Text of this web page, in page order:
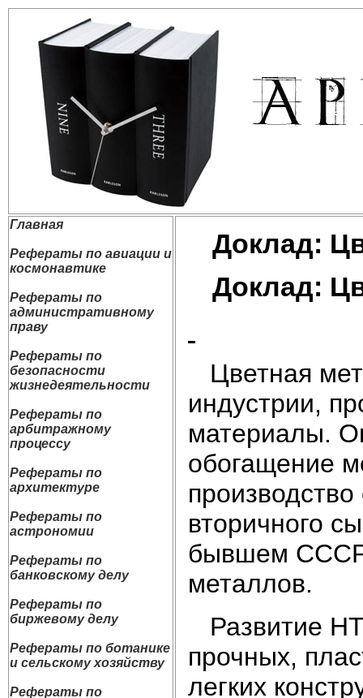
Главная
Рефераты по авиации и
космонавтике
Рефераты по
административному
праву
Рефераты по
безопасности
жизнедеятельности
Рефераты по
арбитражному
процессу
Рефераты по
архитектуре
Рефераты по
астрономии
Рефераты по
банковскому делу
Рефераты по
биржевому делу
Рефераты по ботанике
и сельскому хозяйству
Рефераты по
Доклад:
Доклад:
Цветная
индустрии,
материалы.
обогащение
вторичного
бывшем СССР
металлов.
Развитие
прочных,
легких